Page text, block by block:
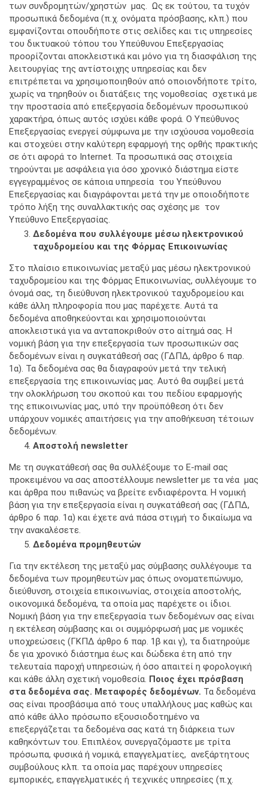
των συνδρομητών/χρηστών μας. Ως εκ τούτου, τα τυχόν
προσωπικά δεδομένα (π.χ. ονόματα πρόσβασης, κλπ.) που
εμφανίζονται οπουδήποτε στις σελίδες και τις υπηρεσίες
του δικτυακού τόπου του Υπεύθυνου Επεξεργασίας
προορίζονται αποκλειστικά και μόνο για τη διασφάλιση της
λειτουργίας της αντίστοιχης υπηρεσίας και δεν
επιτρέπεται να χρησιμοποιηθούν από οποιονδήποτε τρίτο,
χωρίς να τηρηθούν οι διατάξεις της νομοθεσίας σχετικά με
την προστασία από επεξεργασία δεδομένων προσωπικού
χαρακτήρα, όπως αυτός ισχύει κάθε φορά. Ο Υπεύθυνος
Επεξεργασίας ενεργεί σύμφωνα με την ισχύουσα νομοθεσία
και στοχεύει στην καλύτερη εφαρμογή της ορθής πρακτικής
σε ότι αφορά το Internet. Τα προσωπικά σας στοιχεία
τηρούνται με ασφάλεια για όσο χρονικό διάστημα είστε
εγγεγραμμένος σε κάποια υπηρεσία του Υπεύθυνου
Επεξεργασίας και διαγράφονται μετά την με οποιοδήποτε
τρόπο λήξη της συναλλακτικής σας σχέσης με τον
Υπεύθυνο Επεξεργασίας.
Δεδομένα που συλλέγουμε μέσω ηλεκτρονικού
ταχυδρομείου και της Φόρμας Επικοινωνίας
Στο πλαίσιο επικοινωνίας μεταξύ μας μέσω ηλεκτρονικού
ταχυδρομείου και της Φόρμας Επικοινωνίας, συλλέγουμε το
όνομά σας, τη διεύθυνση ηλεκτρονικού ταχυδρομείου και
κάθε άλλη πληροφορία που μας παρέχετε. Αυτά τα
δεδομένα αποθηκεύονται και χρησιμοποιούνται
αποκλειστικά για να ανταποκριθούν στο αίτημά σας. Η
νομική βάση για την επεξεργασία των προσωπικών σας
δεδομένων είναι η συγκατάθεσή σας (ΓΔΠΔ, άρθρο 6 παρ.
1α). Τα δεδομένα σας θα διαγραφούν μετά την τελική
επεξεργασία της επικοινωνίας μας. Αυτό θα συμβεί μετά
την ολοκλήρωση του σκοπού και του πεδίου εφαρμογής
της επικοινωνίας μας, υπό την προϋπόθεση ότι δεν
υπάρχουν νομικές απαιτήσεις για την αποθήκευση τέτοιων
δεδομένων.
Αποστολή newsletter
Με τη συγκατάθεσή σας θα συλλέξουμε το Ε-mail σας
προκειμένου να σας αποστέλλουμε newsletter με τα νέα μας
και άρθρα που πιθανώς να βρείτε ενδιαφέροντα. Η νομική
βάση για την επεξεργασία είναι η συγκατάθεσή σας (ΓΔΠΔ,
άρθρο 6 παρ. 1α) και έχετε ανά πάσα στιγμή το δικαίωμα να
την ανακαλέσετε.
Δεδομένα προμηθευτών
Για την εκτέλεση της μεταξύ μας σύμβασης συλλέγουμε τα
δεδομένα των προμηθευτών μας όπως ονοματεπώνυμο,
διεύθυνση, στοιχεία επικοινωνίας, στοιχεία αποστολής,
οικονομικά δεδομένα, τα οποία μας παρέχετε οι ίδιοι.
Νομική βάση για την επεξεργασία των δεδομένων σας είναι
η εκτέλεση σύμβασης και οι συμμόρφωσή μας με νομικές
υποχρεώσεις (ΓΚΠΔ άρθρο 6 παρ. 1β και γ), τα διατηρούμε
δε για χρονικό διάστημα έως και δώδεκα έτη από την
τελευταία παροχή υπηρεσιών, ή όσο απαιτεί η φορολογική
και κάθε άλλη σχετική νομοθεσία. Ποιος έχει πρόσβαση
στα δεδομένα σας. Μεταφορές δεδομένων. Τα δεδομένα
σας είναι προσβάσιμα από τους υπαλλήλους μας καθώς και
από κάθε άλλο πρόσωπο εξουσιοδοτημένο να
επεξεργάζεται τα δεδομένα σας κατά τη διάρκεια των
καθηκόντων του. Επιπλέον, συνεργαζόμαστε με τρίτα
πρόσωπα, φυσικά ή νομικά, επαγγελματίες, ανεξάρτητους
συμβούλους κλπ. τα οποία μας παρέχουν υπηρεσίες
εμπορικές, επαγγελματικές ή τεχνικές υπηρεσίες (π.χ.